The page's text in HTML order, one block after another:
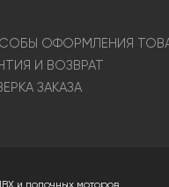
ОФОРМЛЕНИЯ
И ВОЗВРАТ
ЗАКАЗА
и лодочных моторов